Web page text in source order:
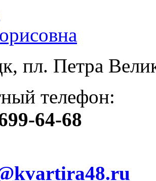
пл. Петра
телефон:
64-68